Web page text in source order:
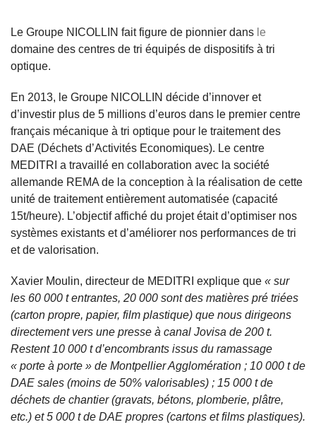
Le Groupe NICOLLIN fait figure de pionnier dans le
domaine des centres de tri équipés de dispositifs à tri
optique.
En 2013, le Groupe NICOLLIN décide d’innover et
d’investir plus de 5 millions d’euros dans le premier centre
français mécanique à tri optique pour le traitement des
DAE (Déchets d’Activités Economiques). Le centre
MEDITRI a travaillé en collaboration avec la société
allemande REMA de la conception à la réalisation de cette
unité de traitement entièrement automatisée (capacité
15t/heure). L’objectif affiché du projet était d’optimiser nos
systèmes existants et d’améliorer nos performances de tri
et de valorisation.
Xavier Moulin, directeur de MEDITRI explique que « sur
les 60 000 t entrantes, 20 000 sont des matières pré triées
(carton propre, papier, film plastique) que nous dirigeons
directement vers une presse à canal Jovisa de 200 t.
Restent 10 000 t d’encombrants issus du ramassage
« porte à porte » de Montpellier Agglomération ; 10 000 t de
DAE sales (moins de 50% valorisables) ; 15 000 t de
déchets de chantier (gravats, bétons, plomberie, plâtre,
etc.) et 5 000 t de DAE propres (cartons et films plastiques).